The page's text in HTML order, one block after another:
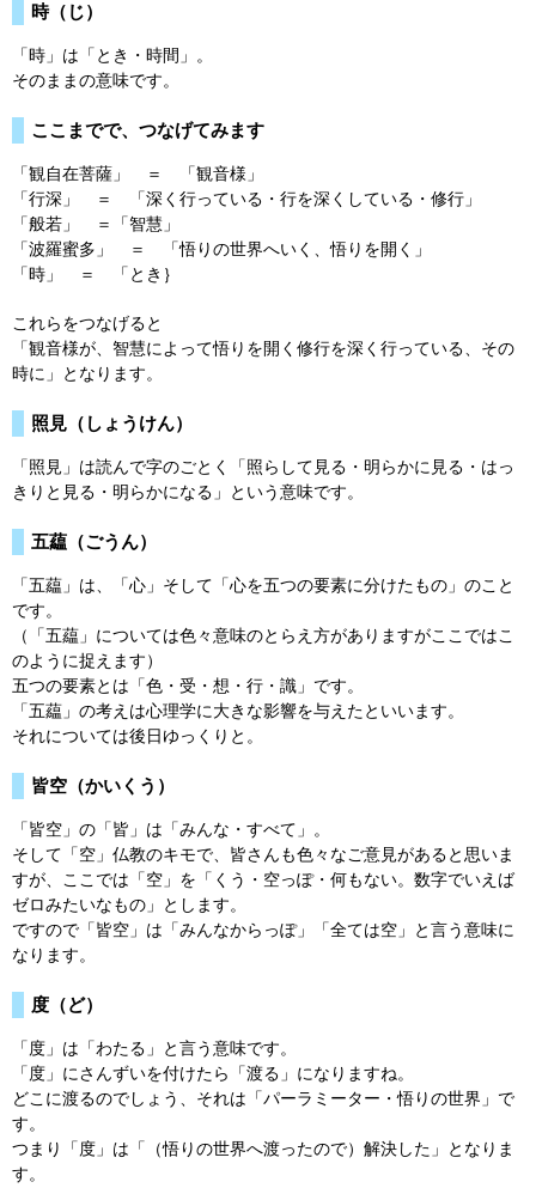
時（じ）
「時」は「とき・時間」。
そのままの意味です。
ここまでで、つなげてみます
「観自在菩薩」 ＝ 「観音様」
「行深」 ＝ 「深く行っている・行を深くしている・修行」
「般若」 ＝「智慧」
「波羅蜜多」 ＝ 「悟りの世界へいく、悟りを開く」
「時」 ＝ 「とき｝
これらをつなげると
「観音様が、智慧によって悟りを開く修行を深く行っている、その
時に」となります。
照見（しょうけん）
「照見」は読んで字のごとく「照らして見る・明らかに見る・はっ
きりと見る・明らかになる」という意味です。
五藴（ごうん）
「五藴」は、「心」そして「心を五つの要素に分けたもの」のこと
です。
（「五藴」については色々意味のとらえ方がありますがここではこ
のように捉えます）
五つの要素とは「色・受・想・行・識」です。
「五藴」の考えは心理学に大きな影響を与えたといいます。
それについては後日ゆっくりと。
皆空（かいくう）
「皆空」の「皆」は「みんな・すべて」。
そして「空」仏教のキモで、皆さんも色々なご意見があると思いま
すが、ここでは「空」を「くう・空っぽ・何もない。数字でいえば
ゼロみたいなもの」とします。
ですので「皆空」は「みんなからっぽ」「全ては空」と言う意味に
なります。
度（ど）
「度」は「わたる」と言う意味です。
「度」にさんずいを付けたら「渡る」になりますね。
どこに渡るのでしょう、それは「パーラミーター・悟りの世界」で
す。
つまり「度」は「（悟りの世界へ渡ったので）解決した」となりま
す。